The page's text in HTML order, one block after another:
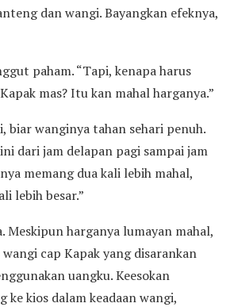
dan wangi. Bayangkan efeknya,
paham. “Tapi, kenapa harus
mas? Itu kan mahal harganya.”
biar wanginya tahan sehari penuh.
dari jam delapan pagi sampai jam
memang dua kali lebih mahal,
lebih besar.”
Meskipun harganya lumayan mahal,
cap Kapak yang disarankan
uangku. Keesokan
ke kios dalam keadaan wangi,